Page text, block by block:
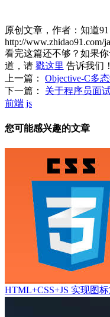
原创文章，作者：知道91
http://www.zhidao91.com/
看完这篇还不够？如果
道，请 戳这里 告诉我们！
上一篇：
Objective-C多
下一篇：
关于程序员面
前端 js
您可能感兴趣的文章
HTML+CSS+JS 实现图